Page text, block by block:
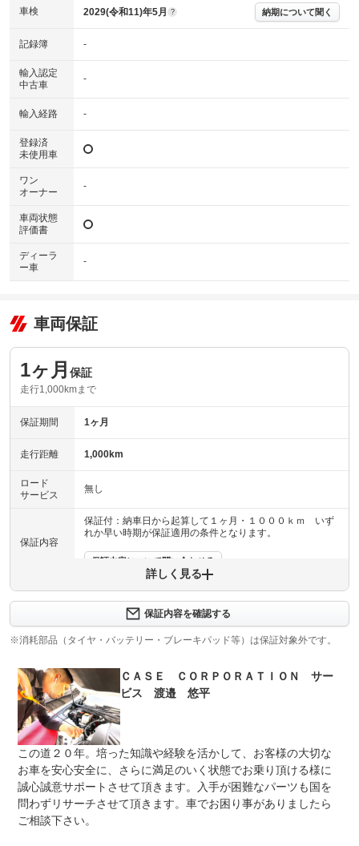
車検 2029(令和11)年5月 ? 納期について聞く
記録簿 -
輸入認定
中古車
-
輸入経路 -
登録済
未使用車
ワン
オーナー
-
車両状態
評価書
ディーラ
ー車
-
車両保証
1ヶ月 保証
走行1,000kmまで
保証期間 1ヶ月
走行距離 1,000km
ロード
サービス
無し
保証内容
保証付：納車日から起算して１ヶ月・１０００ｋｍ いず
れか早い時期が保証適用の条件となります。
保証内容について問い合わせる
計83項目
主に、エンジン機構・動力伝達機構・ブレーキ機構・ステ
アリング機構・アクスル（足廻り）機構・電装機構を中心
に８３項目に及ぶ保証を付帯致します。
上限金額
限度額無制限
詳細につきましては、スタッフまでお問い合わせ下さい。
免責金 無し
保証修理
受付先
近隣のお客様は、当店での受付となります。遠方のお客様
は、最寄りのＦａｉａ加盟店をご案内させて頂きます。Ｆ
ａｉａ加盟店へのご案内・ご依頼は、弊社にて全て行わせ
て頂きますのでご安心下さいませ。
法定整備
※車検なし・車検整備付の場合は法定24ヶ月点検整備付
詳しく見る
保証内容を確認する
※消耗部品（タイヤ・バッテリー・ブレーキパッド等）は保証対象外です。
ＣＡＳＥ ＣＯＲＰＯＲＡＴＩＯＮ サー
ビス 渡邉 悠平
この道２０年。培った知識や経験を活かして、お客様の大切な
お車を安心安全に、さらに満足のいく状態でお乗り頂ける様に
誠心誠意サポートさせて頂きます。入手が困難なパーツも国を
問わずリサーチさせて頂きます。車でお困り事がありましたら
ご相談下さい。